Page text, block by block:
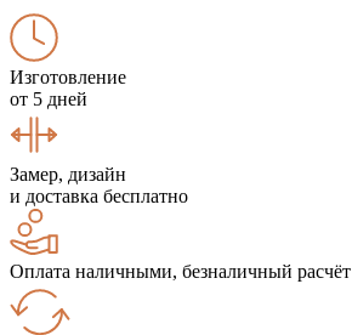
Изготовление
от 5 дней
Замер, дизайн
и доставка бесплатно
Оплата наличными, безналичный расчёт